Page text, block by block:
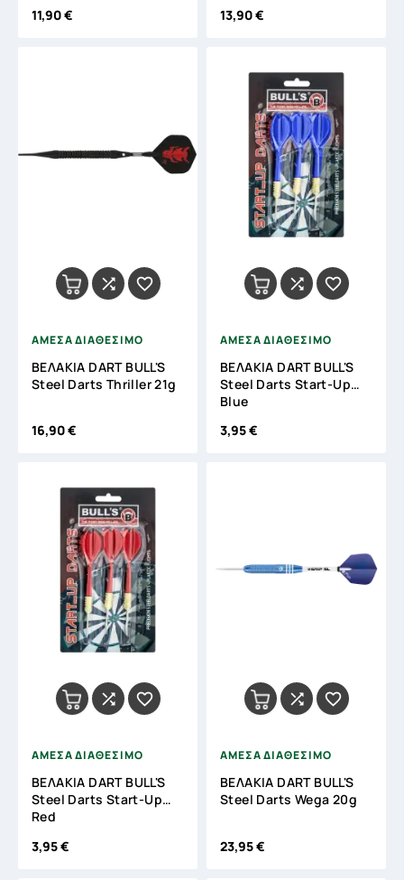
11,90 €
13,90 €
 
ΑΜΕΣΑ ΔΙΑΘΕΣΙΜΟ
ΒΕΛΑΚΙΑ DART BULL'S
Steel Darts Thriller 21g
16,90 €
 
ΑΜΕΣΑ ΔΙΑΘΕΣΙΜΟ
ΒΕΛΑΚΙΑ DART BULL'S
Steel Darts Start-Up
Blue
3,95 €
 
ΑΜΕΣΑ ΔΙΑΘΕΣΙΜΟ
ΒΕΛΑΚΙΑ DART BULL'S
Steel Darts Start-Up
Red
3,95 €
 
ΑΜΕΣΑ ΔΙΑΘΕΣΙΜΟ
ΒΕΛΑΚΙΑ DART BULL'S
Steel Darts Wega 20g
23,95 €